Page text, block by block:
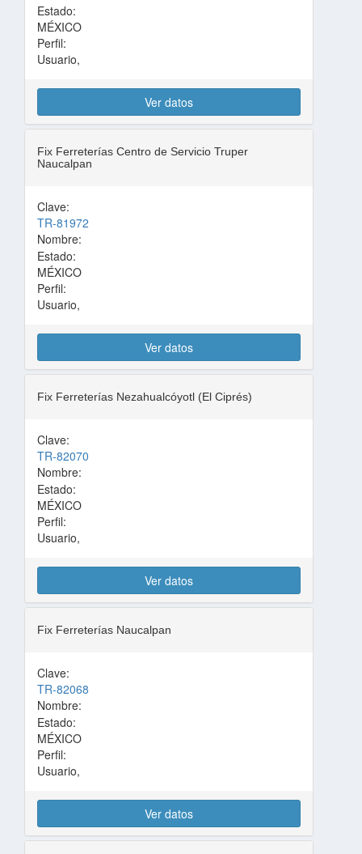
Estado:
MÉXICO
Perfil:
Usuario,
Ver datos
Fix Ferreterías Centro de Servicio Truper
Naucalpan
Clave:
TR-81972
Nombre:
Estado:
MÉXICO
Perfil:
Usuario,
Ver datos
Fix Ferreterías Nezahualcóyotl (El Ciprés)
Clave:
TR-82070
Nombre:
Estado:
MÉXICO
Perfil:
Usuario,
Ver datos
Fix Ferreterías Naucalpan
Clave:
TR-82068
Nombre:
Estado:
MÉXICO
Perfil:
Usuario,
Ver datos